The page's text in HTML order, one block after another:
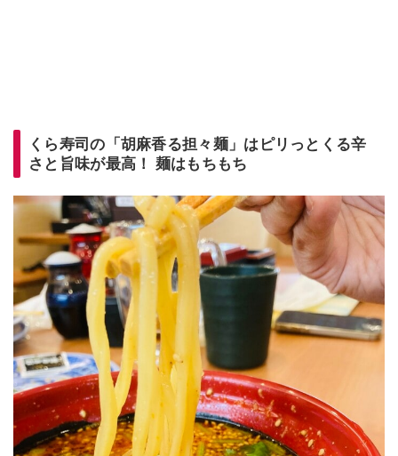
くら寿司の「胡麻香る担々麺」はピリっとくる辛
さと旨味が最高！ 麺はもちもち